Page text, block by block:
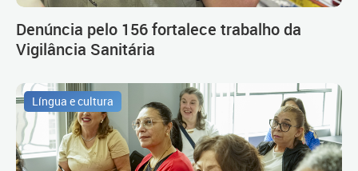
Denúncia pelo 156 fortalece trabalho da
Vigilância Sanitária
Língua e cultura